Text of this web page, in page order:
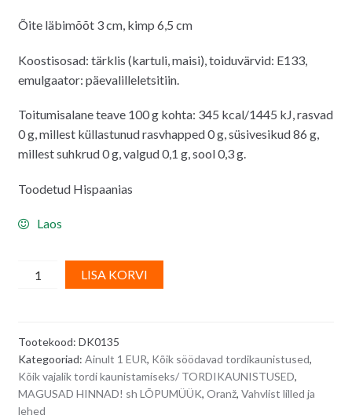
Õite läbimõõt 3 cm, kimp 6,5 cm
Koostisosad: tärklis (kartuli, maisi), toiduvärvid: E133,
emulgaator: päevalilleletsitiin.
Toitumisalane teave 100 g kohta: 345 kcal/1445 kJ, rasvad
0 g, millest küllastunud rasvhapped 0 g, süsivesikud 86 g,
millest suhkrud 0 g, valgud 0,1 g, sool 0,3 g.
Toodetud Hispaanias
Laos
Vahvlidekoor
rooside
ja
roheliste
lehtedega
LISA KORVI
a
Tootekood: DK0135
Kategooriad: Ainult 1 EUR, Kõik söödavad tordikaunistused,
Kõik vajalik tordi kaunistamiseks/ TORDIKAUNISTUSED,
MAGUSAD HINNAD! sh LÕPUMÜÜK, Oranž, Vahvlist lilled ja
lehed